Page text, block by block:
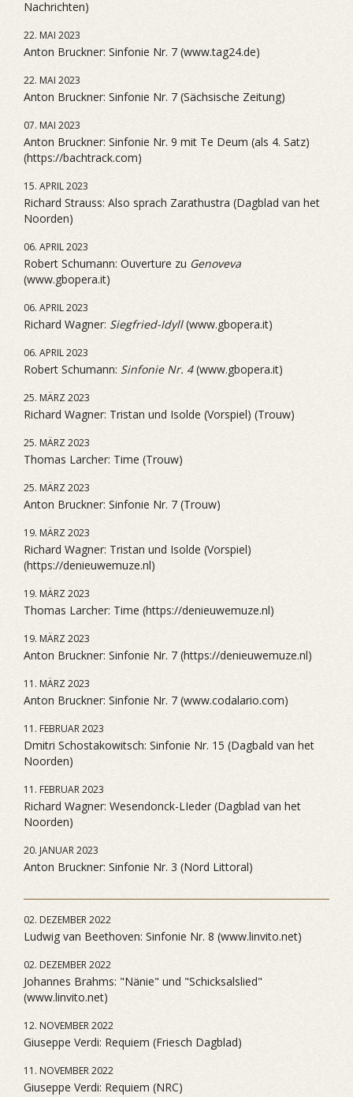
Nachrichten)
22. MAI 2023
Anton Bruckner: Sinfonie Nr. 7 (www.tag24.de)
22. MAI 2023
Anton Bruckner: Sinfonie Nr. 7 (Sächsische Zeitung)
07. MAI 2023
Anton Bruckner: Sinfonie Nr. 9 mit Te Deum (als 4. Satz)
(https://bachtrack.com)
15. APRIL 2023
Richard Strauss: Also sprach Zarathustra (Dagblad van het
Noorden)
06. APRIL 2023
Robert Schumann: Ouverture zu Genoveva
(www.gbopera.it)
06. APRIL 2023
Richard Wagner: Siegfried-Idyll(www.gbopera.it)
06. APRIL 2023
Robert Schumann: Sinfonie Nr. 4(www.gbopera.it)
25. MÄRZ 2023
Richard Wagner: Tristan und Isolde (Vorspiel) (Trouw)
25. MÄRZ 2023
Thomas Larcher: Time (Trouw)
25. MÄRZ 2023
Anton Bruckner: Sinfonie Nr. 7 (Trouw)
19. MÄRZ 2023
Richard Wagner: Tristan und Isolde (Vorspiel)
(https://denieuwemuze.nl)
19. MÄRZ 2023
Thomas Larcher: Time (https://denieuwemuze.nl)
19. MÄRZ 2023
Anton Bruckner: Sinfonie Nr. 7 (https://denieuwemuze.nl)
11. MÄRZ 2023
Anton Bruckner: Sinfonie Nr. 7 (www.codalario.com)
11. FEBRUAR 2023
Dmitri Schostakowitsch: Sinfonie Nr. 15 (Dagbald van het
Noorden)
11. FEBRUAR 2023
Richard Wagner: Wesendonck-LIeder (Dagblad van het
Noorden)
20. JANUAR 2023
Anton Bruckner: Sinfonie Nr. 3 (Nord Littoral)
02. DEZEMBER 2022
Ludwig van Beethoven: Sinfonie Nr. 8 (www.linvito.net)
02. DEZEMBER 2022
Johannes Brahms: "Nänie" und "Schicksalslied"
(www.linvito.net)
12. NOVEMBER 2022
Giuseppe Verdi: Requiem (Friesch Dagblad)
11. NOVEMBER 2022
Giuseppe Verdi: Requiem (NRC)